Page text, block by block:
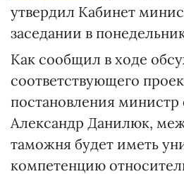
утвердил Кабинет
заседании в
Как сообщил в ходе
соответствующего
постановления
Александр Данилюк,
таможня будет иметь
компетенцию